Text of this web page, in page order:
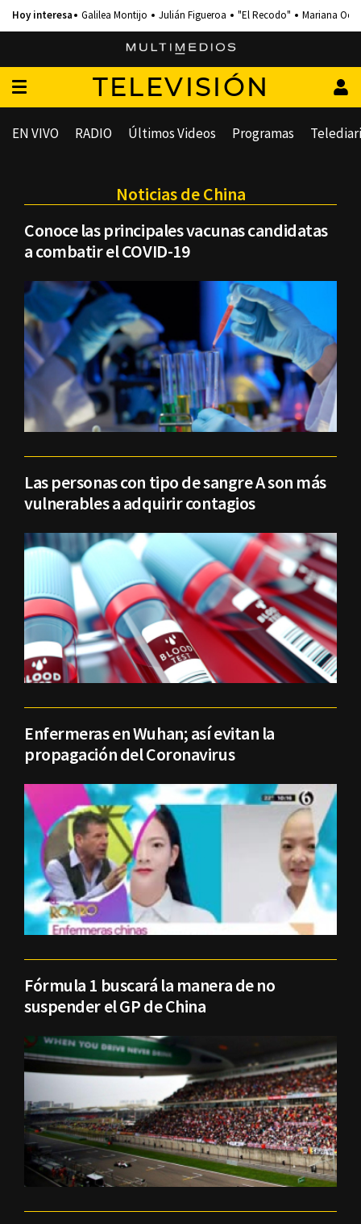
Galilea Montijo Julián Figueroa "El Recodo" Mariana
TELEVISIÓN
EN VIVO RADIO Últimos Videos Programas
Noticias de China
Conoce las principales vacunas candidatas
a combatir el COVID-19
Las personas con tipo de sangre A son más
vulnerables a adquirir contagios
Enfermeras en Wuhan; así evitan la
propagación del Coronavirus
Fórmula 1 buscará la manera de no
suspender el GP de China